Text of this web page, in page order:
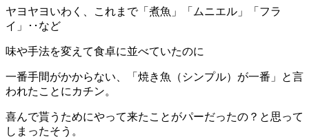
ヤヨヤヨいわく、これまで「煮魚」「ムニエル」「フラ
イ」･･など
味や手法を変えて食卓に並べていたのに
一番手間がかからない、「焼き魚（シンプル）が一番」と言
われたことにカチン。
喜んで貰うためにやって来たことがパーだったの？と思って
しまったそう。